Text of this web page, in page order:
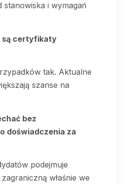
stanowiska i wymagań
są certyfikaty
tak. Aktualne
szanse na
bez
doświadczenia za
podejmuje
właśnie we